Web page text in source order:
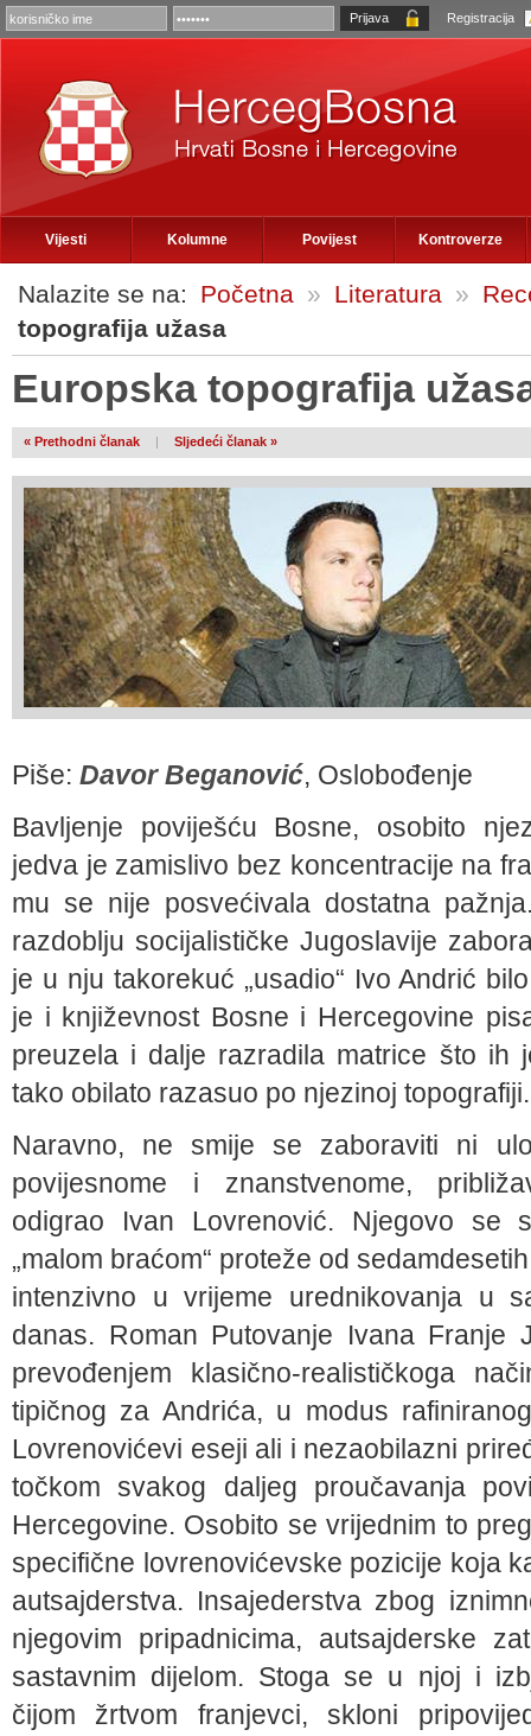
Registracija
Vijesti Kolumne Povijest Kontroverze
Nalazite se na: Početna » Literatura »
topografija užasa
Europska topografija
« Prethodni članak | Sljedeći članak »
Piše: Davor Beganović, Oslobođenje
Bavljenje poviješću Bosne, osobito
jedva je zamislivo bez koncentracije na
mu se nije posvećivala dostatna
razdoblju socijalističke Jugoslavije
je u nju takorekuć „usadio“ Ivo Andrić
je i književnost Bosne i Hercegovine
preuzela i dalje razradila matrice što ih
tako obilato razasuo po njezinoj topografiji.
Naravno, ne smije se zaboraviti ni
povijesnome i znanstvenome,
odigrao Ivan Lovrenović. Njegovo se
„malom braćom“ proteže od
intenzivno u vrijeme urednikovanja u
danas. Roman Putovanje Ivana Franje
prevođenjem klasično-realističkoga
tipičnog za Andrića, u modus
Lovrenovićevi eseji ali i nezaobilazni
točkom svakog daljeg proučavanja
Hercegovine. Osobito se vrijednim to
specifične lovrenovićevske pozicije koja
autsajderstva. Insajederstva zbog
njegovim pripadnicima, autsajderske
sastavnim dijelom. Stoga se u njoj i
čijom žrtvom franjevci, skloni